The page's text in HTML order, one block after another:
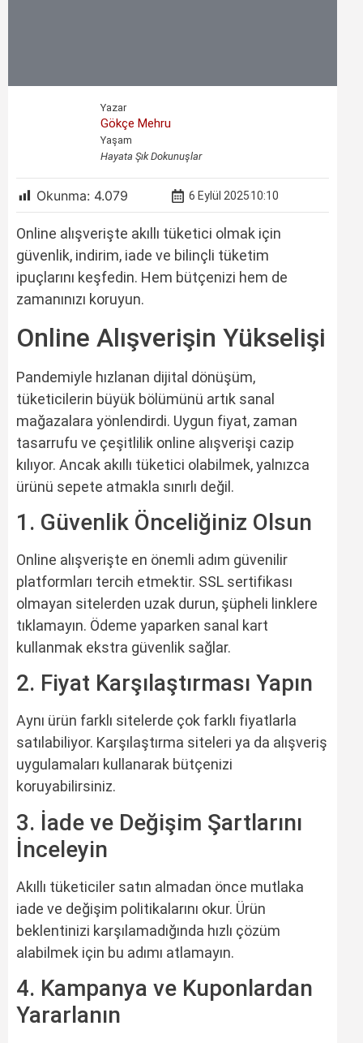
Yazar
Gökçe Mehru
Yaşam
Hayata Şık Dokunuşlar
Okunma: 4.079 6 Eylül 202510:10
Online alışverişte akıllı tüketici olmak için
güvenlik, indirim, iade ve bilinçli tüketim
ipuçlarını keşfedin. Hem bütçenizi hem de
zamanınızı koruyun.
Online Alışverişin Yükselişi
Pandemiyle hızlanan dijital dönüşüm,
tüketicilerin büyük bölümünü artık sanal
mağazalara yönlendirdi. Uygun fiyat, zaman
tasarrufu ve çeşitlilik online alışverişi cazip
kılıyor. Ancak akıllı tüketici olabilmek, yalnızca
ürünü sepete atmakla sınırlı değil.
1. Güvenlik Önceliğiniz Olsun
Online alışverişte en önemli adım güvenilir
platformları tercih etmektir. SSL sertifikası
olmayan sitelerden uzak durun, şüpheli linklere
tıklamayın. Ödeme yaparken sanal kart
kullanmak ekstra güvenlik sağlar.
2. Fiyat Karşılaştırması Yapın
Aynı ürün farklı sitelerde çok farklı fiyatlarla
satılabiliyor. Karşılaştırma siteleri ya da alışveriş
uygulamaları kullanarak bütçenizi
koruyabilirsiniz.
3. İade ve Değişim Şartlarını
İnceleyin
Akıllı tüketiciler satın almadan önce mutlaka
iade ve değişim politikalarını okur. Ürün
beklentinizi karşılamadığında hızlı çözüm
alabilmek için bu adımı atlamayın.
4. Kampanya ve Kuponlardan
Yararlanın